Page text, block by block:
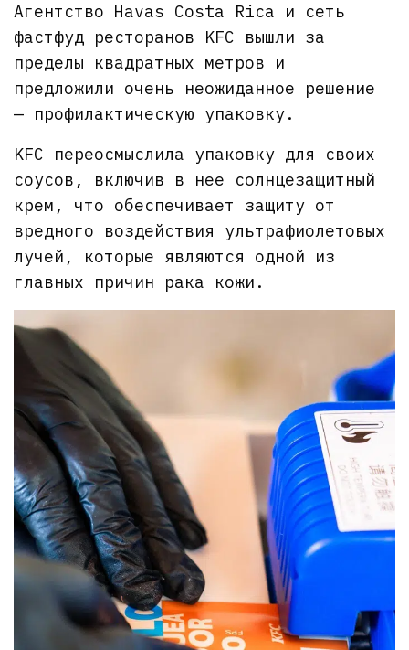
Агентство Havas Costa Rica и сеть
фастфуд ресторанов KFC вышли за
пределы квадратных метров и
предложили очень неожиданное решение
— профилактическую упаковку.
KFC переосмыслила упаковку для своих
соусов, включив в нее солнцезащитный
крем, что обеспечивает защиту от
вредного воздействия ультрафиолетовых
лучей, которые являются одной из
главных причин рака кожи.